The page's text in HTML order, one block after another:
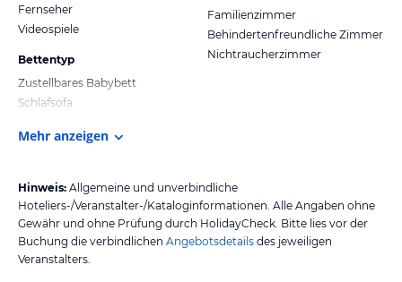
Fernseher
Videospiele
Bettentyp
Zustellbares Babybett
Schlafsofa
Familienzimmer
Behindertenfreundliche Zimmer
Nichtraucherzimmer
Mehr anzeigen
Hinweis: Allgemeine und unverbindliche
Hoteliers-/Veranstalter-/Kataloginformationen. Alle Angaben ohne
Gewähr und ohne Prüfung durch HolidayCheck. Bitte lies vor der
Buchung die verbindlichen Angebotsdetails des jeweiligen
Veranstalters.